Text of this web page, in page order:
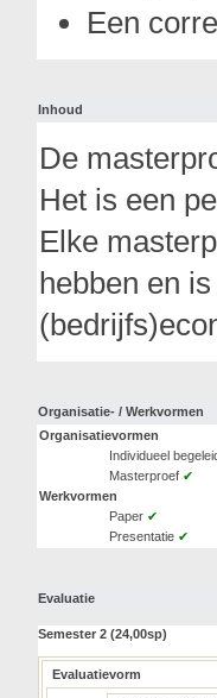
Een
Inhoud
De
Het is een
Elke
hebben en
Organisatie- / Werkvormen
Organisatievormen
Individueel
Masterproef ✔
Werkvormen
Paper ✔
Presentatie ✔
Evaluatie
Semester 2 (24,00sp)
Evaluatievorm